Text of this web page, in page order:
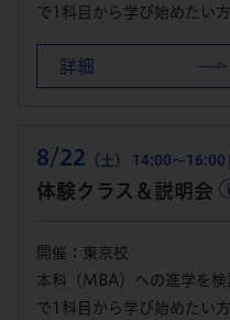
で1科目から学び始めたい
詳細
8/22 （土） 14:00～16:00
体験クラス＆説明会
開催：東京校
本科（MBA）への進学を
で1科目から学び始めたい